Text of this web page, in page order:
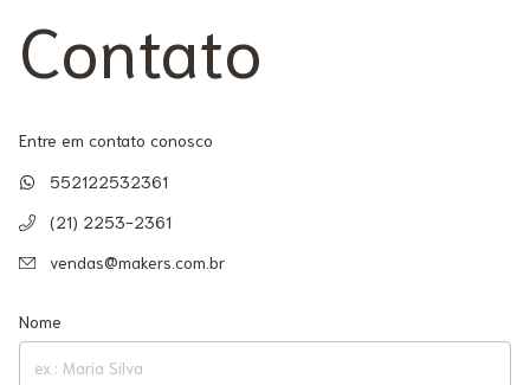
Contato
Entre em contato conosco
552122532361
(21) 2253-2361
vendas@makers.com.br
Nome